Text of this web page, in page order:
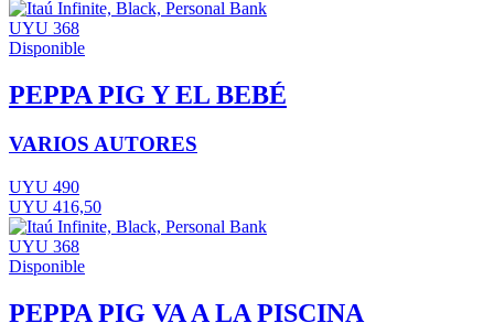
UYU 368
Disponible
PEPPA PIG Y EL BEBÉ
VARIOS AUTORES
UYU 490
UYU 416,50
UYU 368
Disponible
PEPPA PIG VA A LA PISCINA